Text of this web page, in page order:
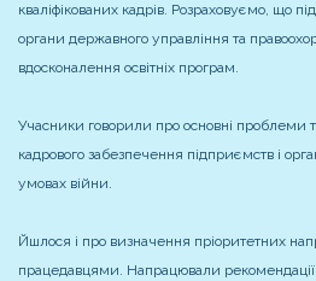
кваліфікованих кадрів. Розраховуємо, що
органи державного управління та
вдосконалення освітніх програм.
Учасники говорили про основні проблеми
кадрового забезпечення підприємств і
умовах війни.
Йшлося і про визначення пріоритетних
працедавцями. Напрацювали рекомендації